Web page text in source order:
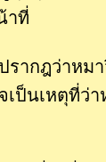
าที่
ากฎว่าหม
ป็นเหตุที่ว่